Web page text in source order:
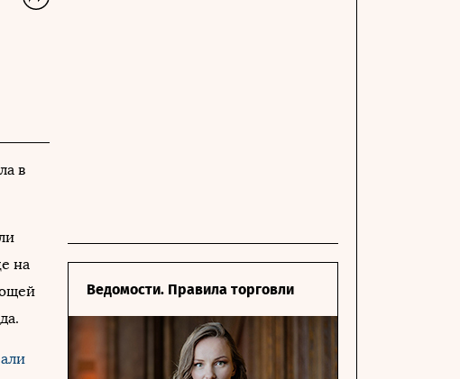
в
на
Ведомости. Правила торговли